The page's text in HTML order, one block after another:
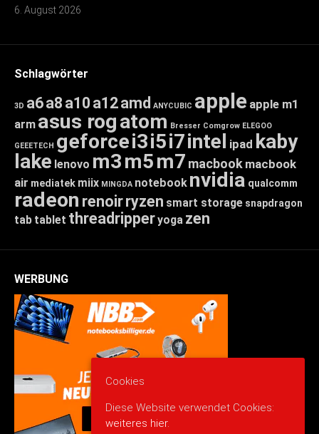
6. August 2026
Schlagwörter
3D a6a8 a10 a12amd ANYCUBIC apple apple m1
arm asus rogatom Bresser Comgrow ELEGOO
GEEETECH geforcei3i5i7intel ipad kaby
lake lenovo m3m5m7 macbook macbook
air mediatek miix MINGDA notebook nvidia qualcomm
radeon renoirryzen smart storage snapdragon
tab tablet threadripperyoga zen
WERBUNG
Cookies
Diese Website verwendet Cookies:
weiteres hier.